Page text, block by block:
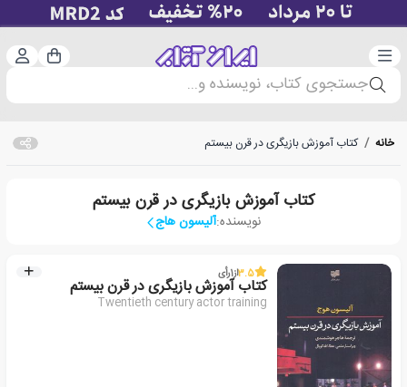
دسته‌بندی سبد
جستجوی کتاب، نویسنده و...
خانه / کتاب آموزش بازیگری در قرن بیستم
کتاب آموزش بازیگری در قرن بیستم
نویسنده:آلیسون هاج
3.5از1رأی
کتاب آموزش بازیگری در قرن بیستم
Twentieth century actor training